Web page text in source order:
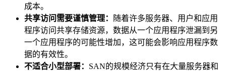
成本。
共享访问需要谨慎管理：
随着许多服务器、用户和应用
程序访问共享存储资源，数据从一个应用程序泄漏到另
一个应用程序的可能性增加，这可能会影响应用程序数
据的有效性。
不适合小型部署： SAN的规模经济只有在大量服务器和